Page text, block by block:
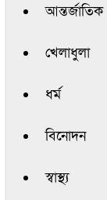
আন্তর্জাতিক
খেলাধুলা
ধর্ম
বিনোদন
স্বাস্থ্য